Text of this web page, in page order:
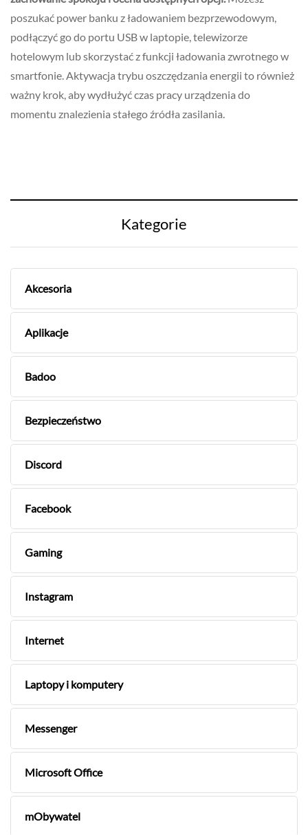
poszukać power banku z ładowaniem bezprzewodowym,
podłączyć go do portu USB w laptopie, telewizorze
hotelowym lub skorzystać z funkcji ładowania zwrotnego w
smartfonie. Aktywacja trybu oszczędzania energii to również
ważny krok, aby wydłużyć czas pracy urządzenia do
momentu znalezienia stałego źródła zasilania.
Kategorie
Akcesoria
Aplikacje
Badoo
Bezpieczeństwo
Discord
Facebook
Gaming
Instagram
Internet
Laptopy i komputery
Messenger
Microsoft Office
mObywatel